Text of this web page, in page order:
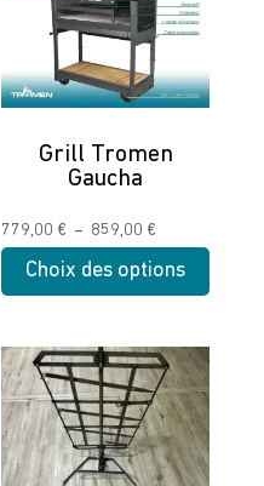
Grill Tromen
Gaucha
779,00 € – 859,00 €
prix :
à
859,00 €
Choix des options
a
plusieurs
variations.
Les